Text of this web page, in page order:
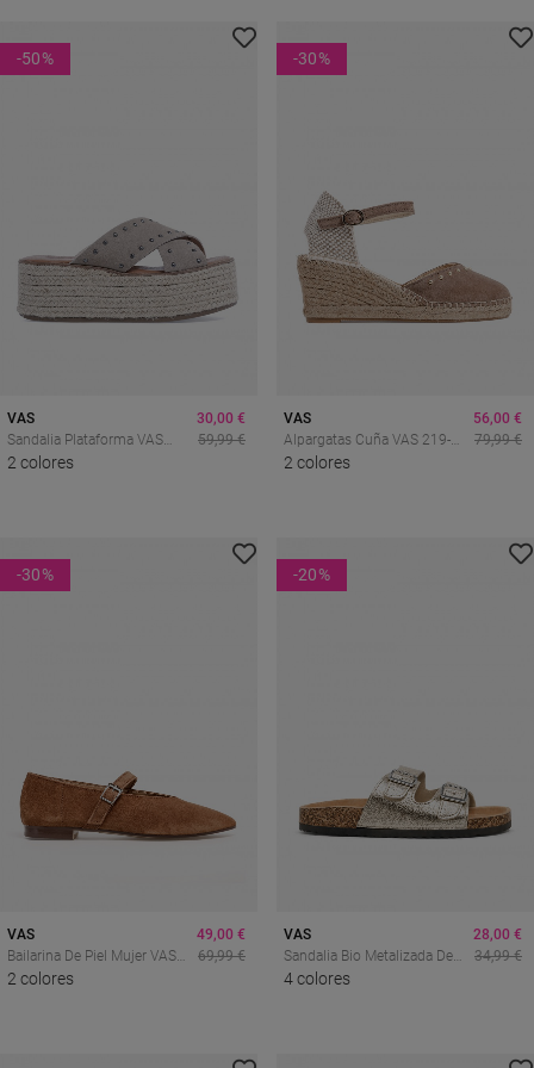
-50%
VAS
Sandalia Plataforma VAS
Bonna 27 Taupe – Estilo
2 colores
30,00 €
59,99 €
-30%
VAS
Alpargatas Cuña VAS 219-
016 T Taupe – Elegancia
2 colores
56,00 €
79,99 €
-30%
VAS
Bailarina De Piel Mujer VAS
6405 – Estilo Mary Jane
2 colores
49,00 €
69,99 €
-20%
VAS
Sandalia Bio Metalizada De
Doble Hebilla Para Mujer Why
4 colores
28,00 €
34,99 €